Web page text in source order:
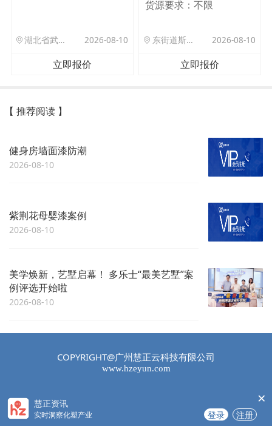
湖北省武汉市洪山区珞狮路122号武汉理工大孵化楼B座1701室 2026-08-10
立即报价
货源要求：不限
东街道斯村众杰路二号 2026-08-10
立即报价
【 推荐阅读 】
健身房墙面漆防潮
2026-08-10
紫荆花母婴漆案例
2026-08-10
美学焕新，艺墅启幕！ 多乐士“最美艺墅”案
例评选开始啦
2026-08-10
COPYRIGHT@广州慧正云科技有限公司
www.hzeyun.com
慧正资讯
实时洞察化塑产业 登录 注册
×